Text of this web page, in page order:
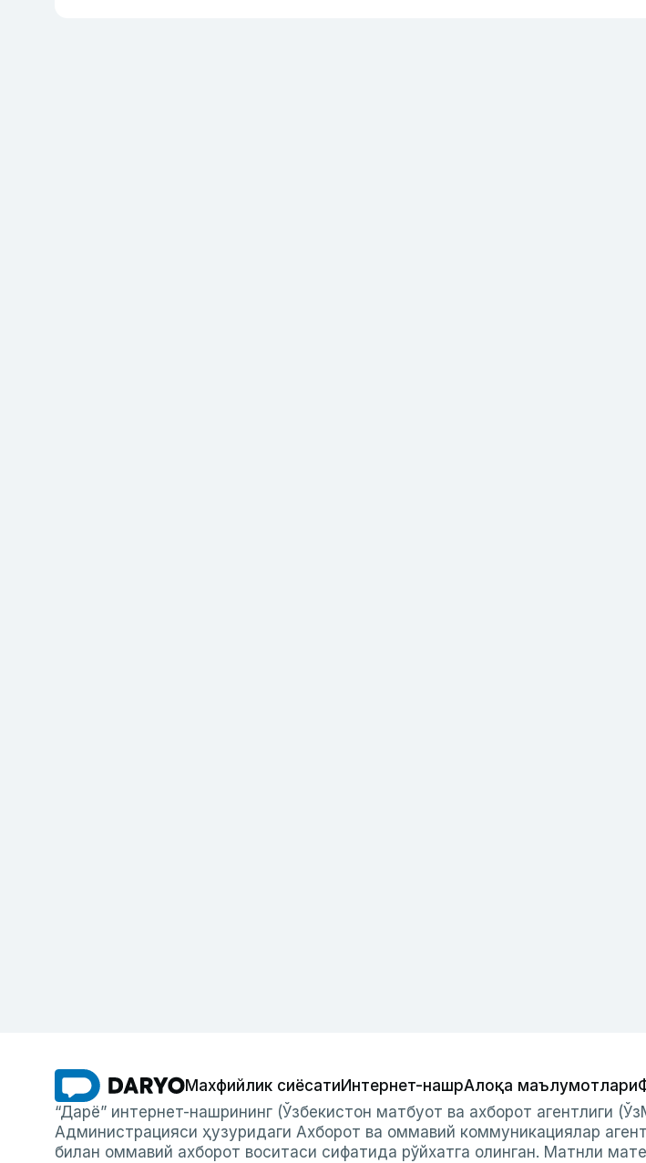
Махфийлик сиёсатиИнтернет-нашрАлоқа маълумотлари
“Дарё” интернет-нашрининг (Ўзбекистон матбуот ва ахборот агентлиги
Администрацияси ҳузуридаги Ахборот ва оммавий коммуникациялар
билан оммавий ахборот воситаси сифатида рўйхатга олинган. Матнли